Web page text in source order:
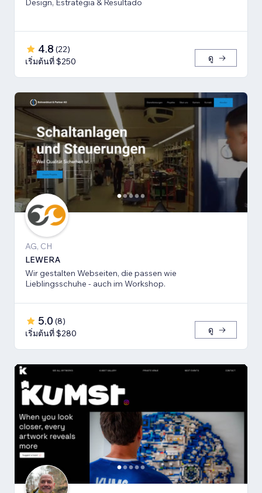
Design, Estratégia & Resultado
4.8 (22)
เริ่มต้นที่ $250
ดู
AG, CH
LEWERA
Wir gestalten Webseiten, die passen wie
Lieblingsschuhe - auch im Workshop.
5.0 (8)
เริ่มต้นที่ $280
ดู